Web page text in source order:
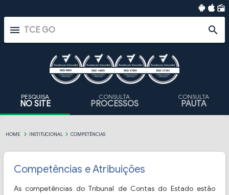
radio
menu search
PESQUISA
NO SITE
CONSULTA
PROCESSOS
CONSULTA
PAUTA
HOME INSTITUCIONAL COMPETÊNCIAS
Competências e Atribuições
As competências do Tribunal de Contas do Estado estão